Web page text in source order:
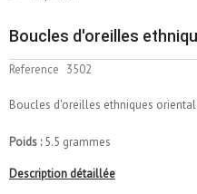
Boucles d'oreilles
Reference 3502
Boucles d'oreilles ethniques
Poids :5.5 grammes
Description détaillée